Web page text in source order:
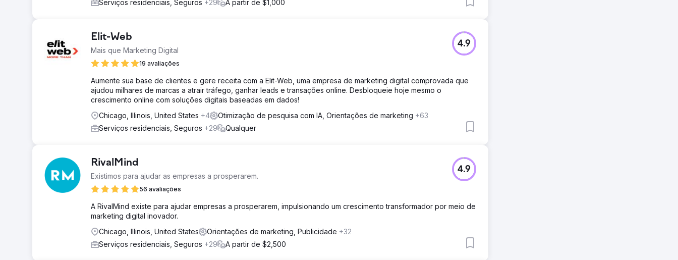
Serviços residenciais, Seguros +29 A partir de $1,000
Elit-Web
Mais que Marketing Digital
19 avaliações
4.9
Aumente sua base de clientes e gere receita com a Elit-Web, uma empresa de marketing digital comprovada que
ajudou milhares de marcas a atrair tráfego, ganhar leads e transações online. Desbloqueie hoje mesmo o
crescimento online com soluções digitais baseadas em dados!
Chicago, Illinois, United States +4 Otimização de pesquisa com IA, Orientações de marketing +63
Serviços residenciais, Seguros +29 Qualquer
RivalMind
Existimos para ajudar as empresas a prosperarem.
56 avaliações
4.9
A RivalMind existe para ajudar empresas a prosperarem, impulsionando um crescimento transformador por meio de
marketing digital inovador.
Chicago, Illinois, United States
Orientações de marketing, Publicidade +32
Serviços residenciais, Seguros +29 A partir de $2,500